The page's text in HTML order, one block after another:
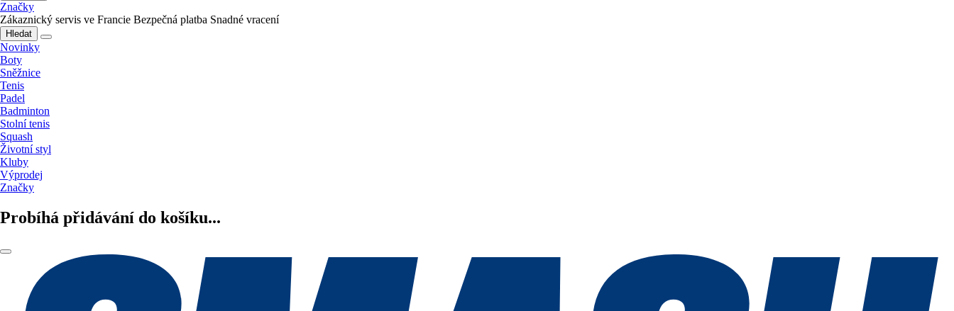
Značky
Zákaznický servis ve Francie Bezpečná platba Snadné vracení
Hledat
Novinky
Boty
Sněžnice
Tenis
Padel
Badminton
Stolní tenis
Squash
Životní styl
Kluby
Výprodej
Značky
Probíhá přidávání do košíku...